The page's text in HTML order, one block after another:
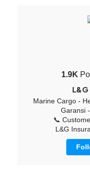
1.9K
L&G
Marine Cargo -
Garansi
📞
L&G